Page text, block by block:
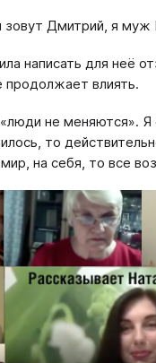
зовут Дмитрий, я муж
написать для неё
влиять.
не меняются». Я
то
на себя, то все